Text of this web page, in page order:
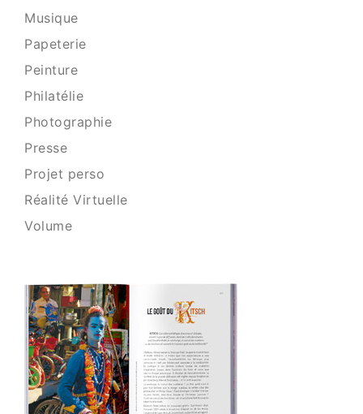
Musique
Papeterie
Peinture
Philatélie
Photographie
Presse
Projet perso
Réalité Virtuelle
Volume